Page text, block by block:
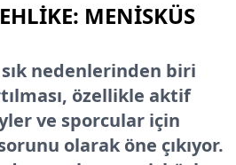
MENISKÜS
sık nedenlerinden biri
özellikle aktif
ve sporcular için
olarak öne çıkıyor.